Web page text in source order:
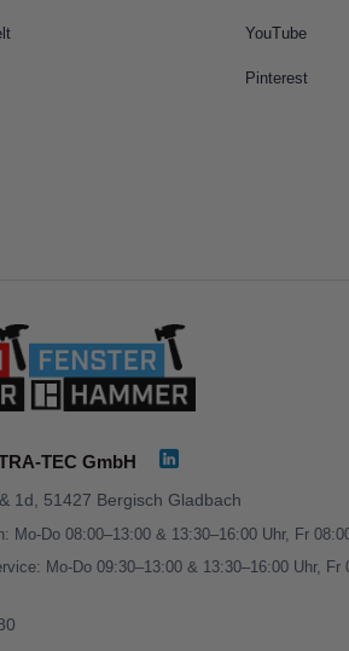
YouTube
Pinterest
TEC GmbH
1d, 51427 Bergisch Gladbach
Mo-Do 08:00–13:00 & 13:30–16:00 Uhr, Fr
Mo-Do 09:30–13:00 & 13:30–16:00 Uhr, Fr